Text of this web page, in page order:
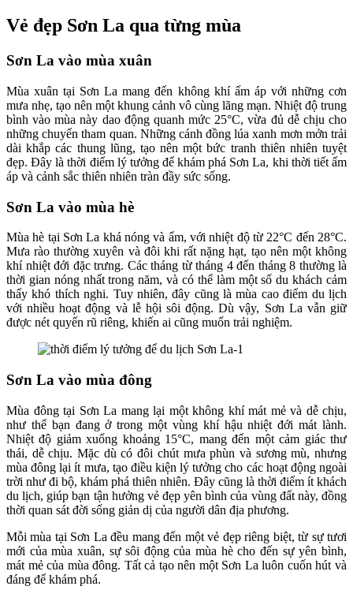
Vẻ đẹp Sơn La qua từng mùa
Sơn La vào mùa xuân
Mùa xuân tại Sơn La mang đến không khí ấm áp với những cơn
mưa nhẹ, tạo nên một khung cảnh vô cùng lãng mạn. Nhiệt độ trung
bình vào mùa này dao động quanh mức 25°C, vừa đủ dễ chịu cho
những chuyến tham quan. Những cánh đồng lúa xanh mơn mởn trải
dài khắp các thung lũng, tạo nên một bức tranh thiên nhiên tuyệt
đẹp. Đây là thời điểm lý tưởng để khám phá Sơn La, khi thời tiết ấm
áp và cảnh sắc thiên nhiên tràn đầy sức sống.
Sơn La vào mùa hè
Mùa hè tại Sơn La khá nóng và ẩm, với nhiệt độ từ 22°C đến 28°C.
Mưa rào thường xuyên và đôi khi rất nặng hạt, tạo nên một không
khí nhiệt đới đặc trưng. Các tháng từ tháng 4 đến tháng 8 thường là
thời gian nóng nhất trong năm, và có thể làm một số du khách cảm
thấy khó thích nghi. Tuy nhiên, đây cũng là mùa cao điểm du lịch
với nhiều hoạt động và lễ hội sôi động. Dù vậy, Sơn La vẫn giữ
được nét quyến rũ riêng, khiến ai cũng muốn trải nghiệm.
Sơn La vào mùa đông
Mùa đông tại Sơn La mang lại một không khí mát mẻ và dễ chịu,
như thể bạn đang ở trong một vùng khí hậu nhiệt đới mát lành.
Nhiệt độ giảm xuống khoảng 15°C, mang đến một cảm giác thư
thái, dễ chịu. Mặc dù có đôi chút mưa phùn và sương mù, nhưng
mùa đông lại ít mưa, tạo điều kiện lý tưởng cho các hoạt động ngoài
trời như đi bộ, khám phá thiên nhiên. Đây cũng là thời điểm ít khách
du lịch, giúp bạn tận hưởng vẻ đẹp yên bình của vùng đất này, đồng
thời quan sát đời sống giản dị của người dân địa phương.
Mỗi mùa tại Sơn La đều mang đến một vẻ đẹp riêng biệt, từ sự tươi
mới của mùa xuân, sự sôi động của mùa hè cho đến sự yên bình,
mát mẻ của mùa đông. Tất cả tạo nên một Sơn La luôn cuốn hút và
đáng để khám phá.